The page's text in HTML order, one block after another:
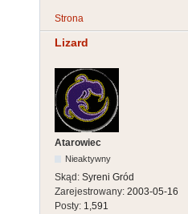
Strona
Lizard
Atarowiec
Nieaktywny
Skąd: Syreni Gród
Zarejestrowany: 2003-05-16
Posty: 1,591